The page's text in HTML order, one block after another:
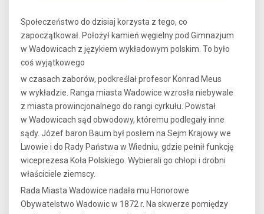
Społeczeństwo do dzisiaj korzysta z tego, co
zapoczątkował. Położył kamień węgielny pod Gimnazjum
w Wadowicach z językiem wykładowym polskim. To było
coś wyjątkowego
w czasach zaborów, podkreślał profesor Konrad Meus
w wykładzie. Ranga miasta Wadowice wzrosła niebywale
z miasta prowincjonalnego do rangi cyrkułu. Powstał
w Wadowicach sąd obwodowy, któremu podlegały inne
sądy. Józef baron Baum był posłem na Sejm Krajowy we
Lwowie i do Rady Państwa w Wiedniu, gdzie pełnił funkcję
wiceprezesa Koła Polskiego. Wybierali go chłopi i drobni
właściciele ziemscy.
Rada Miasta Wadowice nadała mu Honorowe
Obywatelstwo Wadowic w 1872 r. Na skwerze pomiędzy